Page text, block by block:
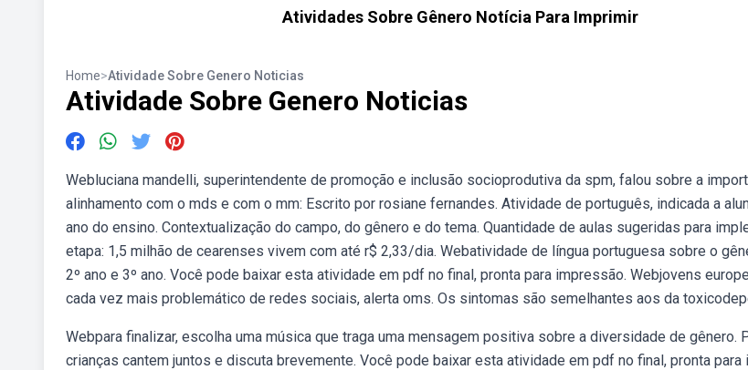
Atividades Sobre Gênero Notícia Para Imprimir
Home>Atividade Sobre Genero Noticias
Atividade Sobre Genero Noticias
Webluciana mandelli, superintendente de promoção e inclusão socioprodutiva da spm, falou sobre a
alinhamento com o mds e com o mm: Escrito por rosiane fernandes. Atividade de português, indicada a
ano do ensino. Contextualização do campo, do gênero e do tema. Quantidade de aulas sugeridas para
etapa: 1,5 milhão de cearenses vivem com até r$ 2,33/dia. Webatividade de língua portuguesa sobre o
2º ano e 3º ano. Você pode baixar esta atividade em pdf no final, pronta para impressão. Webjovens
cada vez mais problemático de redes sociais, alerta oms. Os sintomas são semelhantes aos da
Webpara finalizar, escolha uma música que traga uma mensagem positiva sobre a diversidade de gênero.
crianças cantem juntos e discuta brevemente. Você pode baixar esta atividade em pdf no final, pronta para